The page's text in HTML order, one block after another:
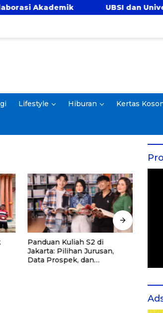
UBSI dan Universitas
Lifestyle Hiburan Kertas
Panduan Kuliah S2 di
Jakarta: Pilihan Jurusan,
Data Prospek, dan
dan